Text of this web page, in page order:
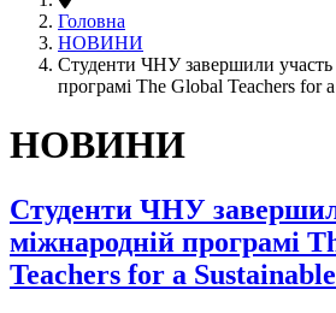
Головна
НОВИНИ
Студенти ЧНУ завершили участь
програмі The Global Teachers for
НОВИНИ
Студенти ЧНУ
міжнародній програмі
Teachers for a